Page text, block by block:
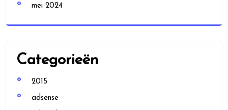
mei 2024
Categorieën
2015
adsense